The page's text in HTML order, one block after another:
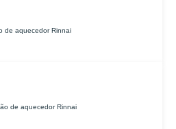
de aquecedor Rinnai
de aquecedor Rinnai